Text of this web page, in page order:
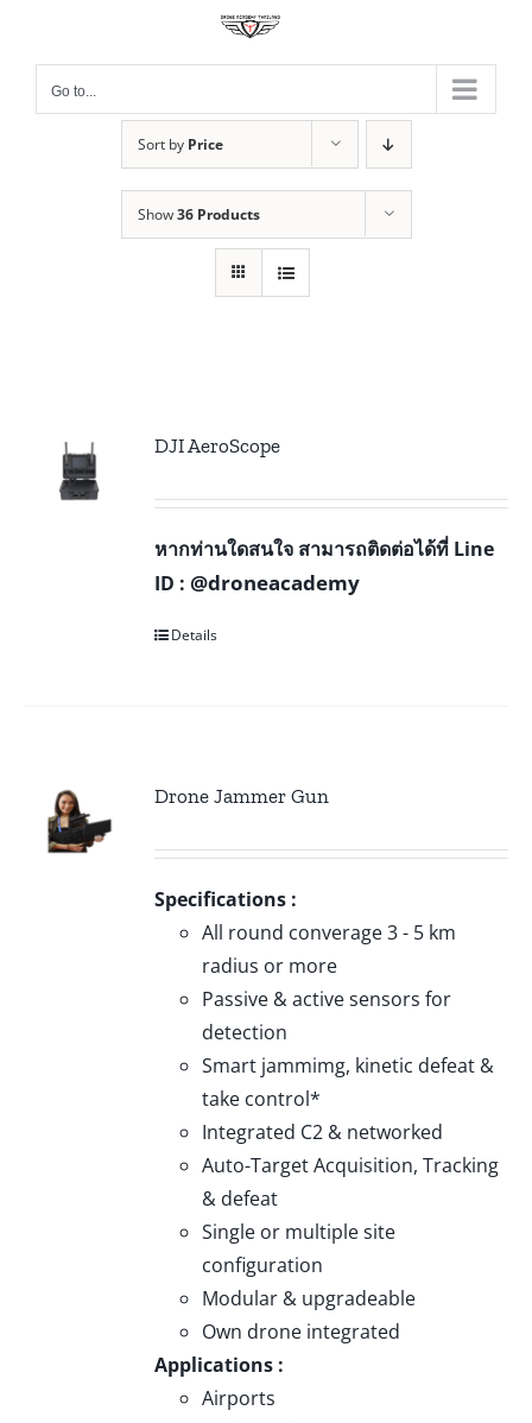
contentGo to...
Sort by Price
Show36 Products
DJI AeroScope
หากท่านใดสนใจ สามารถติดต่อได้ที่ Line
ID :@droneacademy
Details
Drone Jammer Gun
Specifications :
All round converage 3 - 5 km
radius or more
Passive & active sensors for
detection
Smart jammimg, kinetic defeat &
take control*
Integrated C2 & networked
Auto-Target Acquisition, Tracking
& defeat
Single or multiple site
configuration
Modular & upgradeable
Own drone integrated
Applications :
Airports